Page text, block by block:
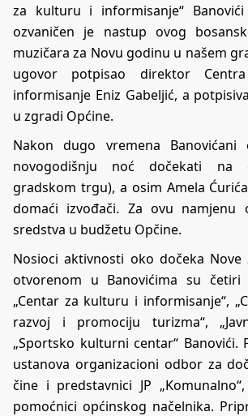
za kulturu i informisanje“
ozvaničen je nastup ovog
muzičara za Novu godinu u našem
ugovor potpisao direktor
informisanje Eniz Gabeljić, a
u zgradi Općine.
Nakon dugo vremena
novogodišnju noć dočekati na
gradskom trgu), a osim Amela
domaći izvođači. Za ovu namjenu
sredstva u budžetu Opčine.
Nosioci aktivnosti oko dočeka Nove
otvorenom u Banovićima su četiri
„Centar za kulturu i informisanje“,
razvoj i promociju turizma“,
„Sportsko kulturni centar“ Banovići.
ustanova organizacioni odbor za
čine i predstavnici JP
pomoćnici općinskog načelnika.